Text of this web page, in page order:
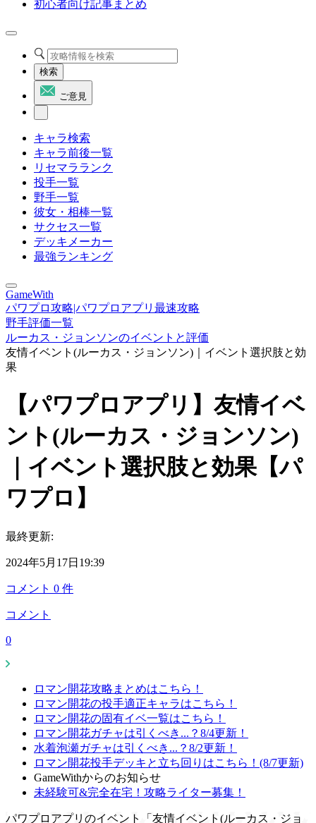
初心者向け記事まとめ
検索
ご意見
キャラ検索
キャラ前後一覧
リセマラランク
投手一覧
野手一覧
彼女・相棒一覧
サクセス一覧
デッキメーカー
最強ランキング
GameWith
パワプロ攻略|パワプロアプリ最速攻略
野手評価一覧
ルーカス・ジョンソンのイベントと評価
友情イベント(ルーカス・ジョンソン)｜イベント選択肢と効
果
【パワプロアプリ】友情イベ
ント(ルーカス・ジョンソン)
｜イベント選択肢と効果【パ
ワプロ】
最終更新:
2024年5月17日19:39
コメント 0 件
コメント
0
ロマン開花攻略まとめはこちら！
ロマン開花の投手適正キャラはこちら！
ロマン開花の固有イベ一覧はこちら！
ロマン開花ガチャは引くべき...？8/4更新！
水着泡瀬ガチャは引くべき...？8/2更新！
ロマン開花投手デッキと立ち回りはこちら！(8/7更新)
GameWithからのお知らせ
未経験可&完全在宅！攻略ライター募集！
パワプロアプリのイベント「友情イベント(ルーカス・ジョ